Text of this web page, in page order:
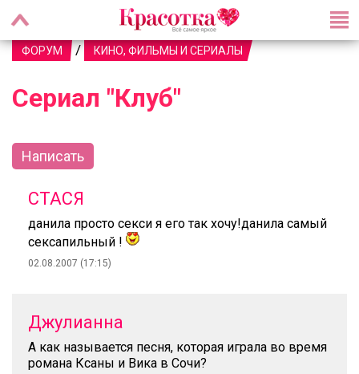
ФОРУМ / КИНО, ФИЛЬМЫ И СЕРИАЛЫ
Сериал "Клуб"
Написать
СТАСЯ
данила просто секси я его так хочу!данила самый
сексапильный !
02.08.2007 (17:15)
Джулианна
А как называется песня, которая играла во время
романа Ксаны и Вика в Сочи?